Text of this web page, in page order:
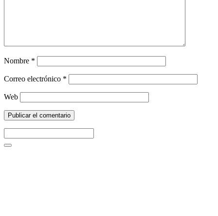
Nombre *
Correo electrónico *
Web